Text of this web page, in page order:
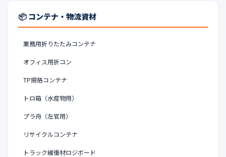
📦 コンテナ・物流資材
業務用折りたたみコンテナ
オフィス用折コン
TP規格コンテナ
トロ箱（水産物用）
プラ舟（左官用）
リサイクルコンテナ
トラック緩衝材ロジボード